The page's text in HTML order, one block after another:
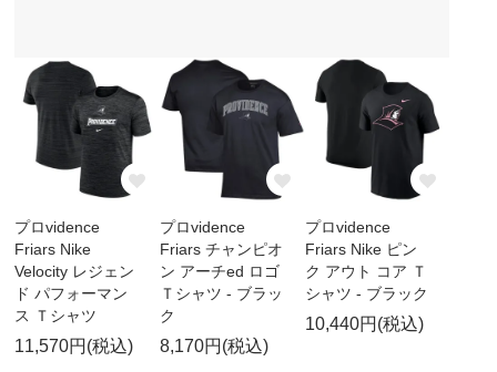
プロvidence
Friars Nike
Velocity レジェン
ド パフォーマン
ス Ｔシャツ
11,570円(税込)
プロvidence
Friars チャンピオ
ン アーチed ロゴ
Ｔシャツ - ブラッ
ク
8,170円(税込)
プロvidence
Friars Nike ピン
ク アウト コア Ｔ
シャツ - ブラック
10,440円(税込)